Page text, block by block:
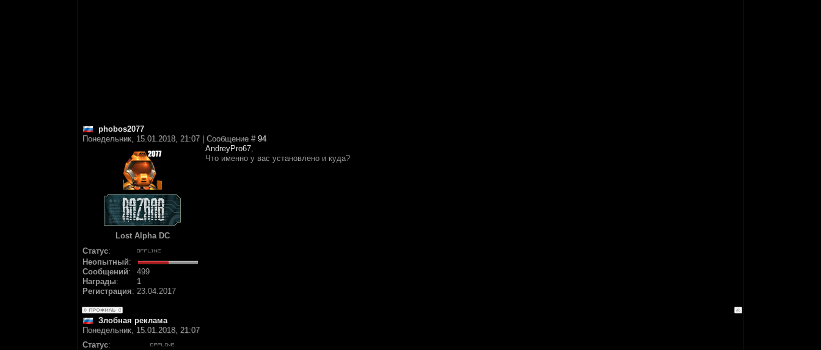
phobos2077
Понедельник, 15.01.2018, 21:07 | Сообщение # 94
Lost Alpha DC
Статус:
Неопытный:
Сообщений:
499
Награды:
1
Регистрация: 23.04.2017
AndreyPro67,
Что именно у вас установлено и куда?
Злобная реклама
Понедельник, 15.01.2018, 21:07
Статус: